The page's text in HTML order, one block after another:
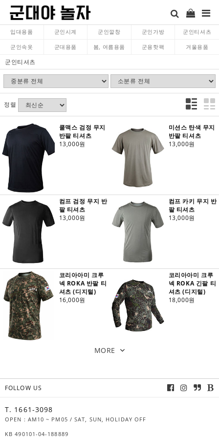
입대용품 군인시계 군인깔창 군인가방 군인티셔츠
군인속옷 군대용품 봄, 여름용품 군용핫팩 겨울용품
군인티셔츠
정렬
쿨맥스 검정 무지
반팔 티셔츠
13,000원
미션스 탄색 무지
반팔 티셔츠
13,000원
컴프 검정 무지 반
팔 티셔츠
13,000원
컴프 카키 무지 반
팔 티셔츠
13,000원
코리아아미 크루
넥 ROKA 반팔 티
셔츠 (디지털)
16,000원
코리아아미 크루
넥 ROKA 긴팔 티
셔츠 (디지털)
18,000원
MORE
FOLLOW US
T. 1661-3098
OPEN : AM10 ~ PM05 / SAT, SUN, HOLIDAY OFF
KB 490101-04-188889